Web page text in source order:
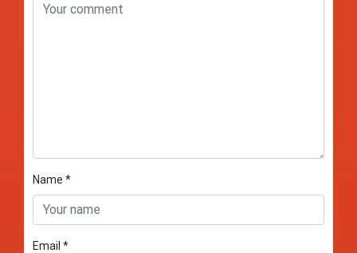
Name *
Email *